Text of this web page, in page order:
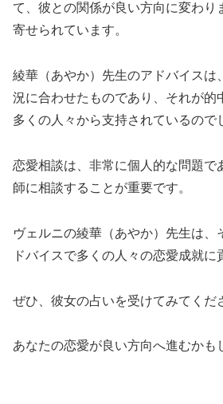
て、彼との関係が良い方向に変わり
寄せられています。
綾華（あやか）先生のアドバイスは
況に合わせたものであり、それが的
多くの人々から支持されているので
恋愛相談は、非常に個人的な問題で
師に相談することが重要です。
ヴェルニの綾華（あやか）先生は、
ドバイスで多くの人々の恋愛成就に
ぜひ、彼女の占いを受けてみてくだ
あなたの恋愛が良い方向へ進むかも